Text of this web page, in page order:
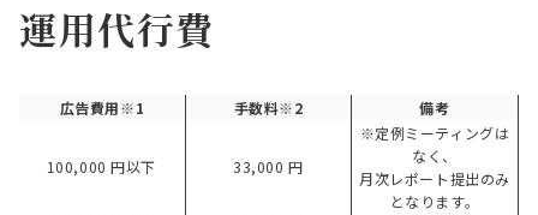
運用代行費
広告費用※1 手数料※2 備考
100,000 円以下 33,000 円
※定例ミーティングは
なく、
月次レポート提出のみ
となります。